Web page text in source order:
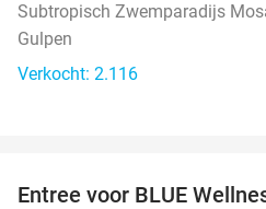
Subtropisch Zwemparadijs
Gulpen
Verkocht: 2.116
Entree voor BLUE